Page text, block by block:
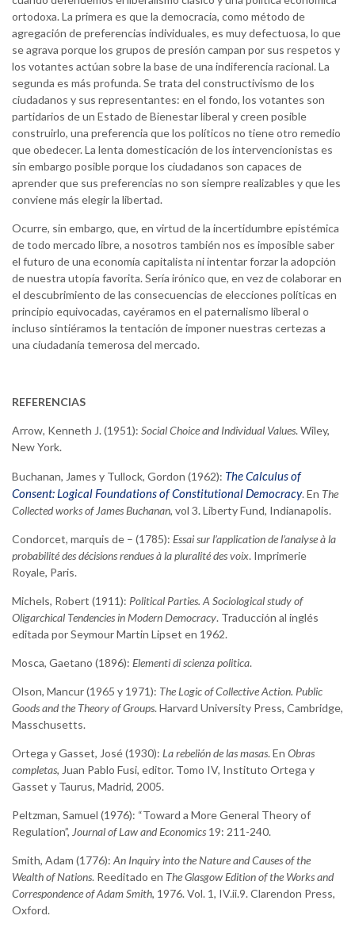
ortodoxa. La primera es que la democracia, como método de
agregación de preferencias individuales, es muy defectuosa, lo que
se agrava porque los grupos de presión campan por sus respetos y
los votantes actúan sobre la base de una indiferencia racional. La
segunda es más profunda. Se trata del constructivismo de los
ciudadanos y sus representantes: en el fondo, los votantes son
partidarios de un Estado de Bienestar liberal y creen posible
construirlo, una preferencia que los políticos no tiene otro remedio
que obedecer. La lenta domesticación de los intervencionistas es
sin embargo posible porque los ciudadanos son capaces de
aprender que sus preferencias no son siempre realizables y que les
conviene más elegir la libertad.
Ocurre, sin embargo, que, en virtud de la incertidumbre epistémica
de todo mercado libre, a nosotros también nos es imposible saber
el futuro de una economía capitalista ni intentar forzar la adopción
de nuestra utopía favorita. Sería irónico que, en vez de colaborar en
el descubrimiento de las consecuencias de elecciones políticas en
principio equivocadas, cayéramos en el paternalismo liberal o
incluso sintiéramos la tentación de imponer nuestras certezas a
una ciudadanía temerosa del mercado.
REFERENCIAS
Arrow, Kenneth J. (1951): Social Choice and Individual Values. Wiley,
New York.
Buchanan, James y Tullock, Gordon (1962): The Calculus of
Consent: Logical Foundations of Constitutional Democracy. En The
Collected works of James Buchanan, vol 3. Liberty Fund, Indianapolis.
Condorcet, marquis de – (1785): Essai sur l’application de l’analyse à la
probabilité des décisions rendues à la pluralité des voix. Imprimerie
Royale, Paris.
Michels, Robert (1911): Political Parties. A Sociological study of
Oligarchical Tendencies in Modern Democracy. Traducción al inglés
editada por Seymour Martin Lipset en 1962.
Mosca, Gaetano (1896): Elementi di scienza politica.
Olson, Mancur (1965 y 1971): The Logic of Collective Action. Public
Goods and the Theory of Groups. Harvard University Press, Cambridge,
Masschusetts.
Ortega y Gasset, José (1930): La rebelión de las masas. En Obras
completas, Juan Pablo Fusi, editor. Tomo IV, Instituto Ortega y
Gasset y Taurus, Madrid, 2005.
Peltzman, Samuel (1976): “Toward a More General Theory of
Regulation”, Journal of Law and Economics 19: 211-240.
Smith, Adam (1776): An Inquiry into the Nature and Causes of the
Wealth of Nations. Reeditado en The Glasgow Edition of the Works and
Correspondence of Adam Smith, 1976. Vol. 1, IV.ii.9. Clarendon Press,
Oxford.